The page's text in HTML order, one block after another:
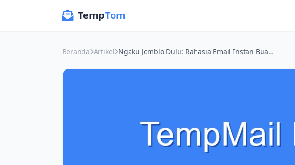
TempTom
Beranda Artikel Ngaku Jomblo Dulu: Rahasia Email Instan Buat Lamar Kerja Tanpa Jejak!